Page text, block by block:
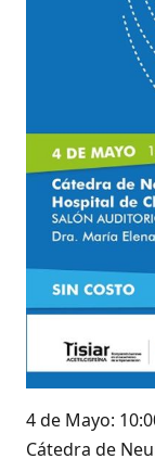
4 de Mayo:
Cátedra de